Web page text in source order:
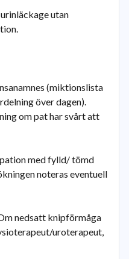
utan
(miktionslista
över dagen).
om pat har svårt att
med fylld/ tömd
noteras eventuell
nedsatt knipförmåga
uroterapeut,